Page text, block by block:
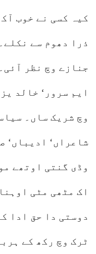
کیہ کسی نے خوب
ذرا دھوم سے
جنازے وچ نظر
ایم سرور‘ خالد
وچ شریک ساں۔
شاعراں‘ ادیباں‘
وڈی گنتی اوتھے
اک مٹھی مٹی
دوستی دا حق ادا
ٹرک وچ رکھ کے